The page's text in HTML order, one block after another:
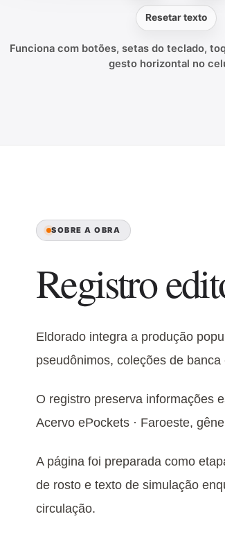
Resetar texto
Funciona com botões, setas do teclado,
gesto horizontal no
SOBRE A OBRA
Registro
Eldorado integra a produção
pseudônimos, coleções de
O registro preserva informações
Acervo ePockets · Faroeste,
A página foi preparada como
de rosto e texto de simulação
circulação.